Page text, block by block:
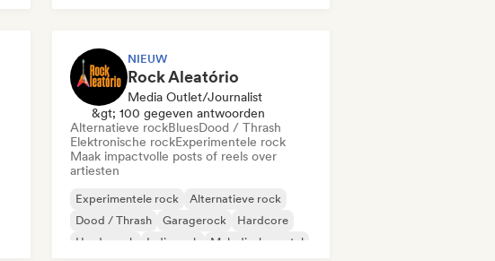
NIEUW
Rock Aleatório
Media Outlet/Journalist
&gt; 100 gegeven antwoorden
Alternatieve rockBluesDood / Thrash
Elektronische rockExperimentele rock
Maak impactvolle posts of reels over
artiesten
Experimentele rock
Alternatieve rock
Dood / Thrash
Garagerock
Hardcore
Harde rock
Indie rock Melodische metal